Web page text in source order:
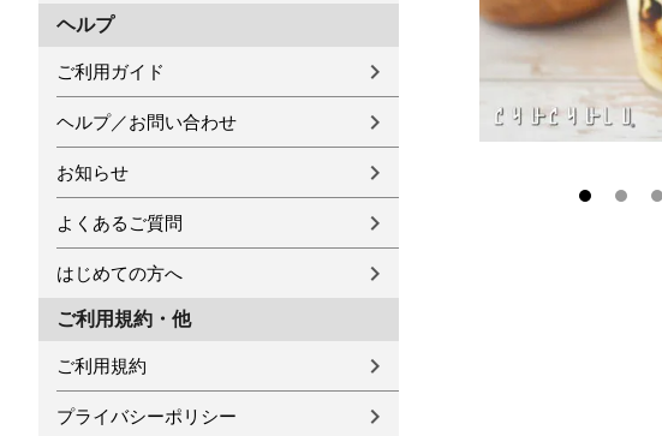
ヘルプ
ご利用ガイド
ヘルプ／お問い合わせ
お知らせ
よくあるご質問
はじめての方へ
ご利用規約・他
ご利用規約
プライバシーポリシー